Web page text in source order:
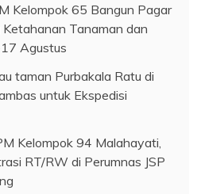
Kelompok 65 Bangun Pagar
Tanaman dan
Agustus
taman Purbakala Ratu di
untuk Ekspedisi
Kelompok 94 Malahayati,
RT/RW di Perumnas JSP